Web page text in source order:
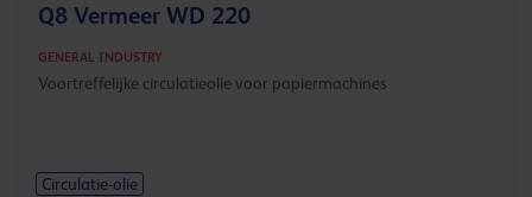
Q8 Vermeer WD 220
GENERAL INDUSTRY
Voortreffelijke circulatieolie voor papiermachines
Circulatie-olie